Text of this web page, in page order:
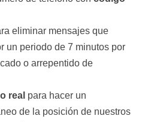
eliminar mensajes que
un periodo de 7 minutos por
o arrepentido de
real para hacer un
de la posición de nuestros